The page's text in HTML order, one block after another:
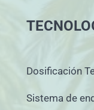
Dosificación
Sistema de